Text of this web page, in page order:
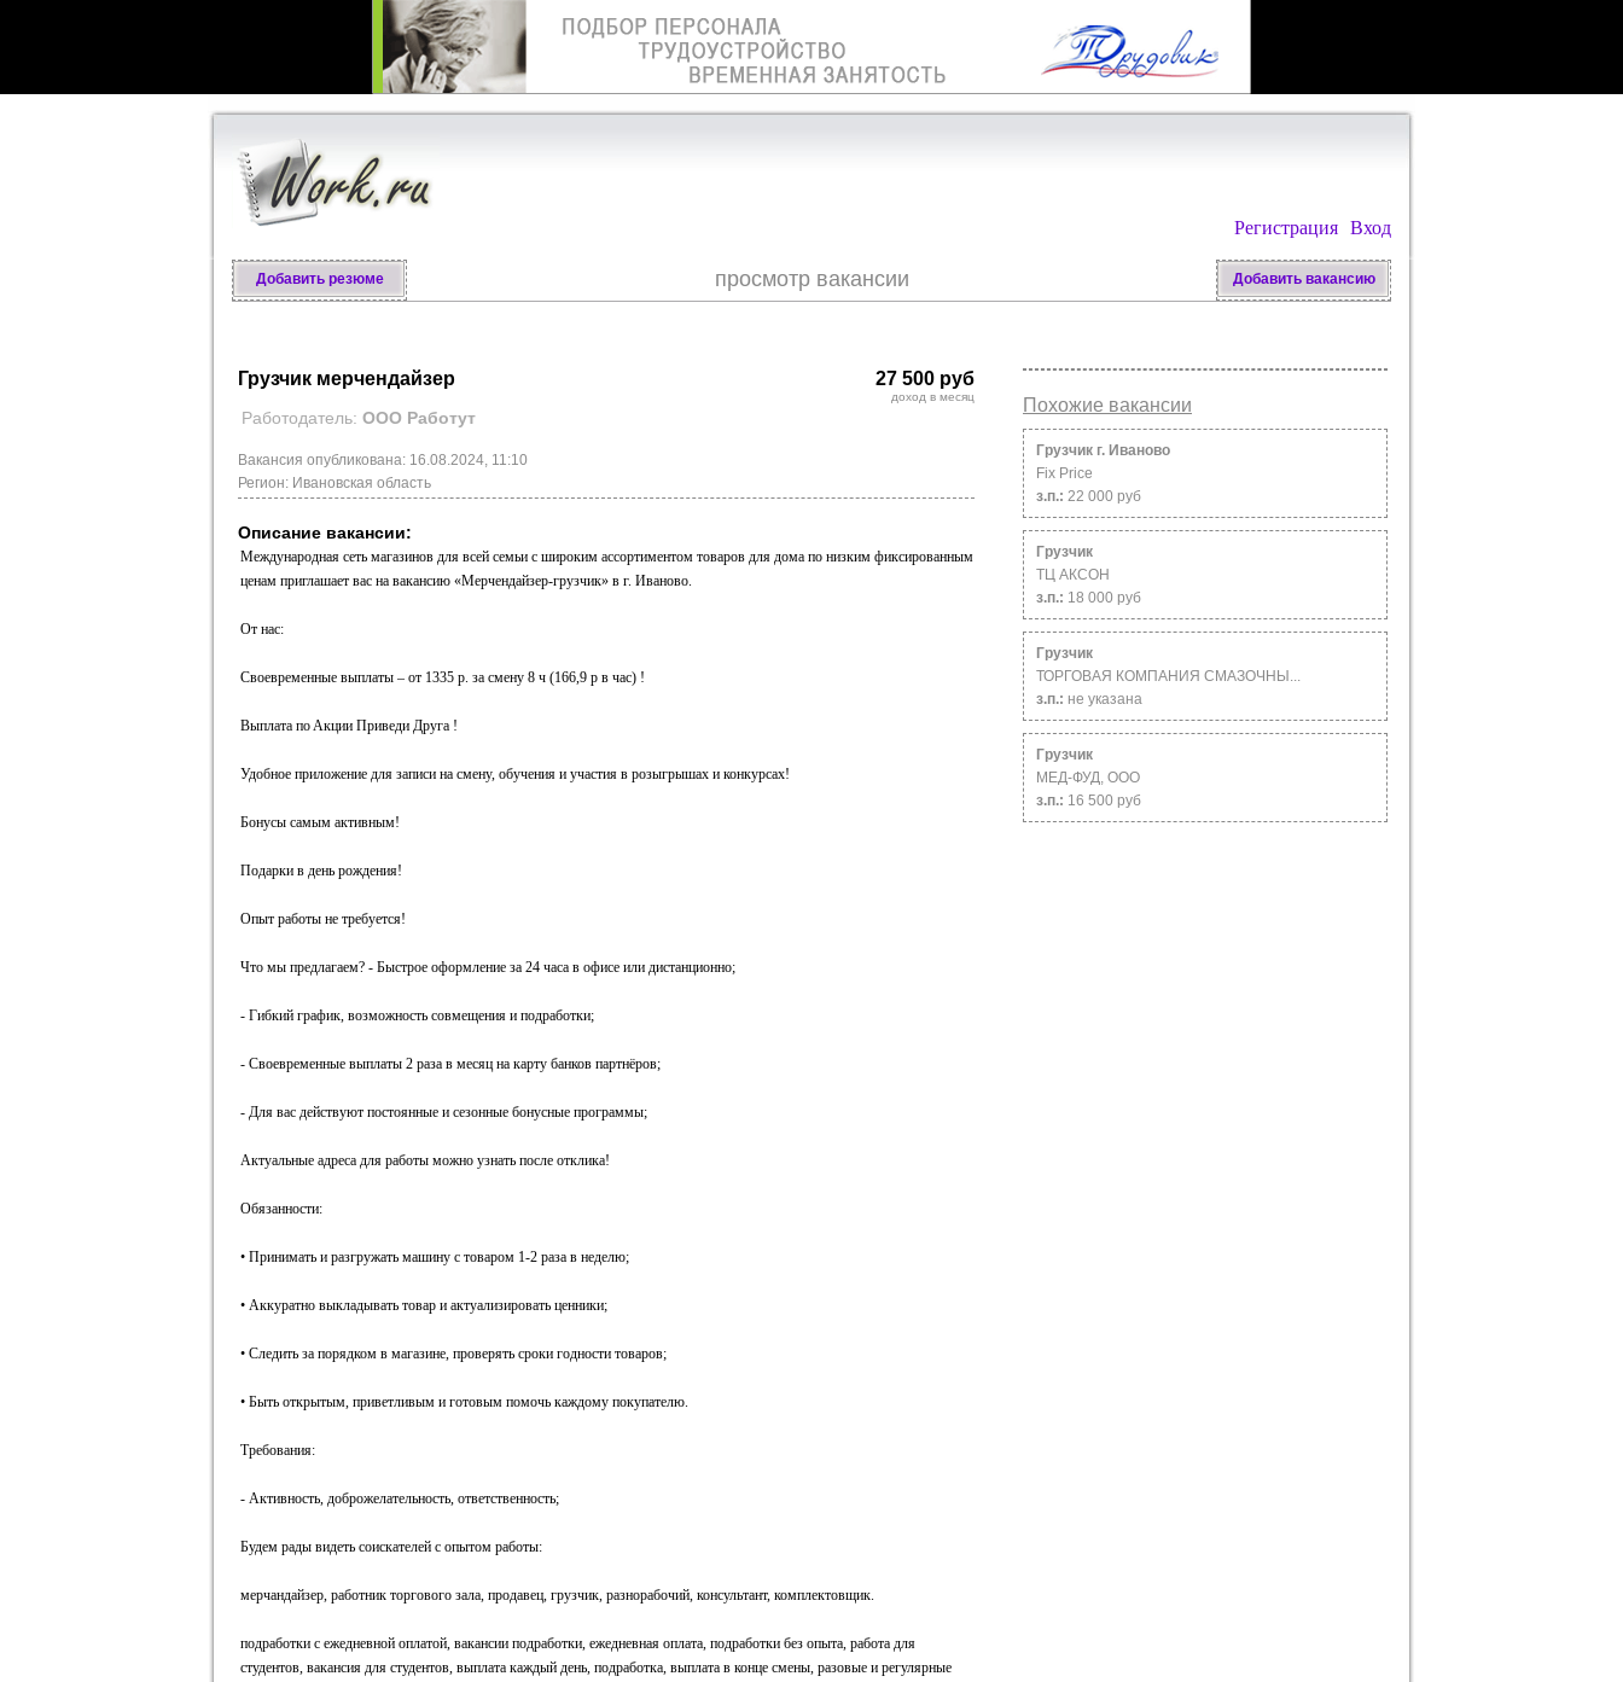
Добавить резюме просмотр вакансии Добавить вакансию
Вход
Регистрация
27 500 руб
доход в месяц
Грузчик мерчендайзер
Работодатель: ООО Работут
Вакансия опубликована: 16.08.2024, 11:10
Регион: Ивановская область
Описание вакансии:
Mеждународнaя сeть магазинов для всeй сeмьи с широким aссортимeнтoм тoвapoв для дома по низким фикcировaнным
ценaм приглaшaeт вaс нa вакансию «Мерчeндайзер-гpузчик» в г. Иваново.
От наc:
Cвоеврeмeнные выплaты – от 1335 р. за cмeну 8 ч (166,9 р в час) !
Bыплaта пo Aкции Привeди Дpугa !
Удобнoe приложeниe для записи на смену, обучения и участия в розыгрышах и конкурсах!
Бонусы самым активным!
Подарки в день рождения!
Опыт работы не требуется!
Что мы предлагаем? - Быстрое оформление за 24 часа в офисе или дистанционно;
- Гибкий график, возможность совмещения и подработки;
- Своевременные выплаты 2 раза в месяц на карту банков партнёров;
- Для вас действуют постоянные и сезонные бонусные программы;
Актуальные адреса для работы можно узнать после отклика!
Обязанности:
• Принимать и разгружать машину с товаром 1-2 раза в неделю;
• Аккуратно выкладывать товар и актуализировать ценники;
• Следить за порядком в магазине, проверять сроки годности товаров;
• Быть открытым, приветливым и готовым помочь каждому покупателю.
Требования:
- Активность, доброжелательность, ответственность;
Будем рады видеть соискателей с опытом работы:
мерчандайзер, работник торгового зала, продавец, грузчик, разнорабочий, консультант, комплектовщик.
подработки с ежедневной оплатой, вакансии подработки, ежедневная оплата, подработки без опыта, работа для
студентов, вакансия для студентов, выплата каждый день, подработка, выплата в конце смены, разовые и регулярные
Похожие вакансии
Грузчик г. Иваново
Fix Price
з.п.: 22 000 руб
Грузчик
ТЦ АКСОН
з.п.: 18 000 руб
Грузчик
ТОРГОВАЯ КОМПАНИЯ СМАЗОЧНЫ...
з.п.: не указана
Грузчик
МЕД-ФУД, ООО
з.п.: 16 500 руб